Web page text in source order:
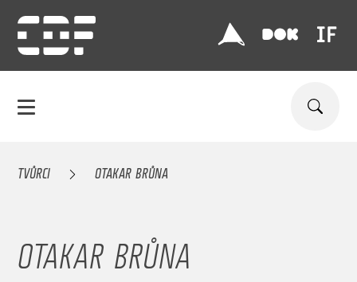
TVŮRCI OTAKAR BRŮNA
OTAKAR BRŮNA